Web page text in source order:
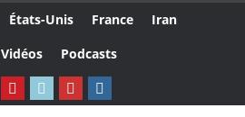
États-Unis France
Iran
Vidéos Podcasts